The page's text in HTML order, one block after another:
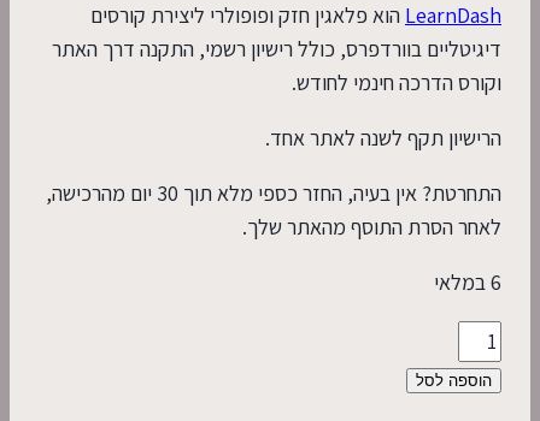
היה:
634.00 ₪.
הוא:
400.00 ₪.
LearnDash הוא פלאגין חזק ופופולרי ליצירת קורסים
דיגיטליים בוורדפרס, כולל רישיון רשמי, התקנה דרך האתר
וקורס הדרכה חינמי לחודש.
הרישיון תקף לשנה לאתר אחד.
התחרטת? אין בעיה, החזר כספי מלא תוך 30 יום מהרכישה,
לאחר הסרת התוסף מהאתר שלך.
6 במלאי
כמות
שלהוספה לסל